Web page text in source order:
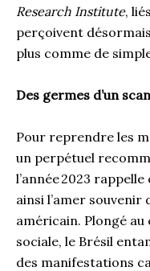
Research Institute,
perçoivent
plus comme de
Des germes d’un
Pour reprendre les
un perpétuel
l’année 2023
ainsi l’amer souvenir
américain. Plongé
sociale, le Brésil
des manifestations